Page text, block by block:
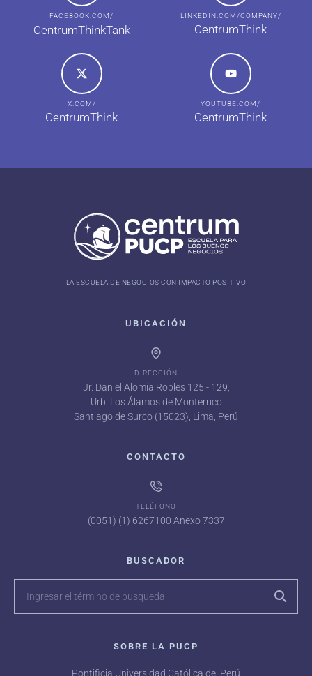
FACEBOOK.COM/
CentrumThinkTank
LINKEDIN.COM/COMPANY/
CentrumThink
X.COM/
CentrumThink
YOUTUBE.COM/
CentrumThink
LA ESCUELA DE NEGOCIOS CON IMPACTO POSITIVO
UBICACIÓN
DIRECCIÓN
Jr. Daniel Alomía Robles 125 - 129,
Urb. Los Álamos de Monterrico
Santiago de Surco (15023), Lima, Perú
CONTACTO
TELÉFONO
(0051) (1) 6267100 Anexo 7337
BUSCADOR
SOBRE LA PUCP
Pontificia Universidad Católica del Perú